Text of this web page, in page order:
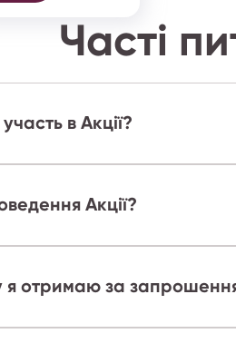
Часті
в Акції?
Акції?
я отримаю за